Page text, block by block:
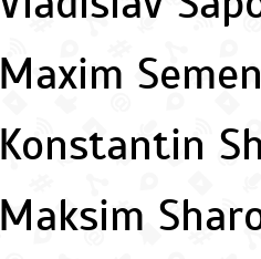
Maxim
Konstantin
Maksim